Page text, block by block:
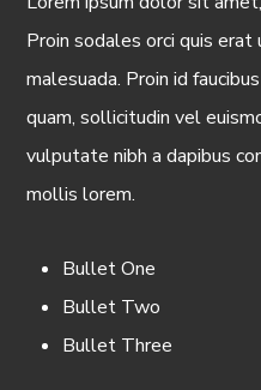
Proin sodales orci quis
malesuada. Proin id
quam, sollicitudin vel
vulputate nibh a dapibus
mollis lorem.
Bullet One
Bullet Two
Bullet Three